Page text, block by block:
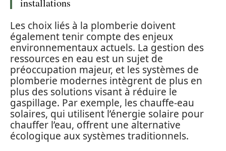
Les choix liés à la plomberie doivent
également tenir compte des enjeux
environnementaux actuels. La gestion des
ressources en eau est un sujet de
préoccupation majeur, et les systèmes de
plomberie modernes intègrent de plus en
plus des solutions visant à réduire le
gaspillage. Par exemple, les chauffe-eau
solaires, qui utilisent l’énergie solaire pour
chauffer l’eau, offrent une alternative
écologique aux systèmes traditionnels.